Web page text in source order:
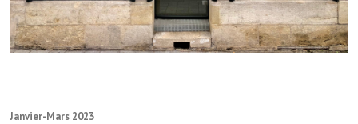
Janvier-Mars 2023